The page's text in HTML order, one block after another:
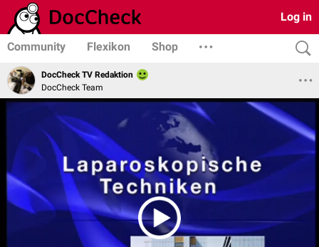
Log in
Community Flexikon Shop
DocCheck TV Redaktion
DocCheck Team